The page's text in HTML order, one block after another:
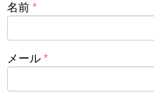
名前 *
メール *